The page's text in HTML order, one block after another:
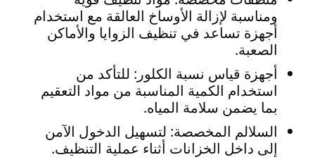
ومناسبة لإزالة الأوساخ العالقة مع استخدام
أجهزة تساعد في تنظيف الزوايا والأماكن
الصعبة.
أجهزة قياس نسبة الكلور: للتأكد من
استخدام الكمية المناسبة من مواد التعقيم
بما يضمن سلامة المياه.
السلالم المخصصة: لتسهيل الدخول الآمن
إلى داخل الخزانات أثناء عملية التنظيف.